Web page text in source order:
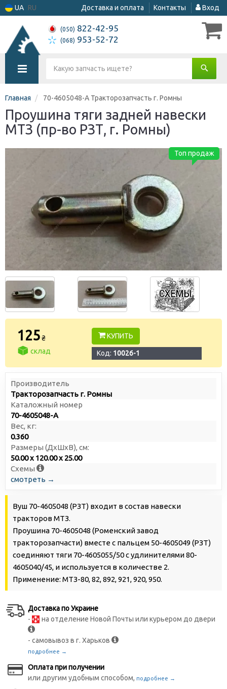
UA RU Доставка и оплата Контакты Вход
(050) 822-42-95
(068) 953-52-72
Главная 70-4605048-А Тракторозапчасть г. Ромны
Проушина тяги задней навески
МТЗ (пр-во РЗТ, г. Ромны)
Топ продаж
125₴
склад
КУПИТЬ
Код: 10026-1
Производитель
Тракторозапчасть г. Ромны
Каталожный номер
70-4605048-А
Вес, кг:
0.360
Размеры (ДxШxВ), см:
50.00 x 120.00 x 25.00
Схемы
смотреть →
Вуш 70-4605048 (РЗТ) входит в состав навески
тракторов МТЗ.
Проушина 70-4605048 (Роменский завод
тракторозапчасти) вместе с пальцем 50-4605049 (РЗТ)
соединяют тяги 70-4605055/50 с удлинителями 80-
4605040/45, и используется в количестве 2.
Применение: МТЗ-80, 82, 892, 921, 920, 950.
Доставка по Украине
-
на отделение Новой Почты или курьером до двери
- самовывоз в г. Харьков
подробнее →
Оплата при получении
или другим удобным способом, подробнее →